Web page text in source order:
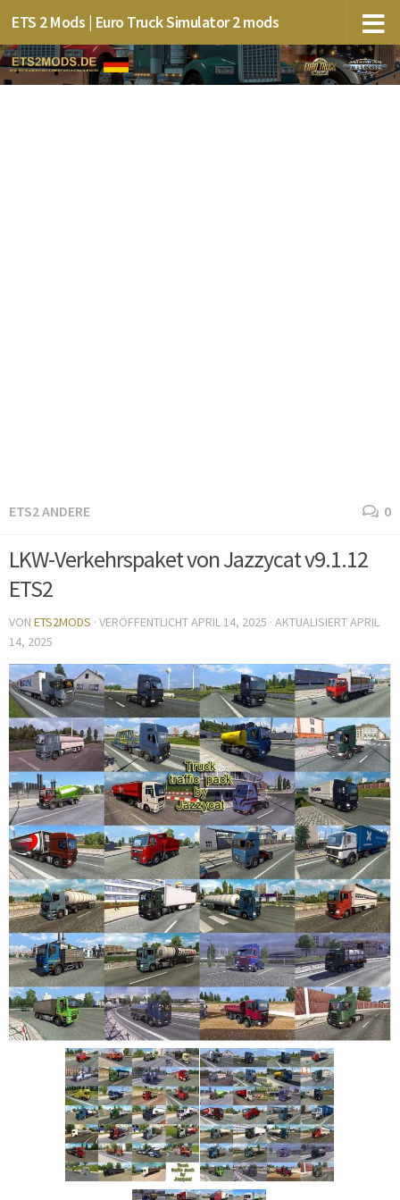
ETS 2 Mods | Euro Truck Simulator 2 mods
ETS2 ANDERE 0
LKW-Verkehrspaket von Jazzycat v9.1.12
ETS2
VON ETS2MODS · VERÖFFENTLICHTAPRIL 14, 2025 · AKTUALISIERTAPRIL
14, 2025